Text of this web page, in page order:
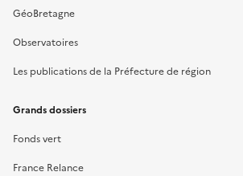
GéoBretagne
Observatoires
Les publications de la Préfecture de région
Grands dossiers
Fonds vert
France Relance